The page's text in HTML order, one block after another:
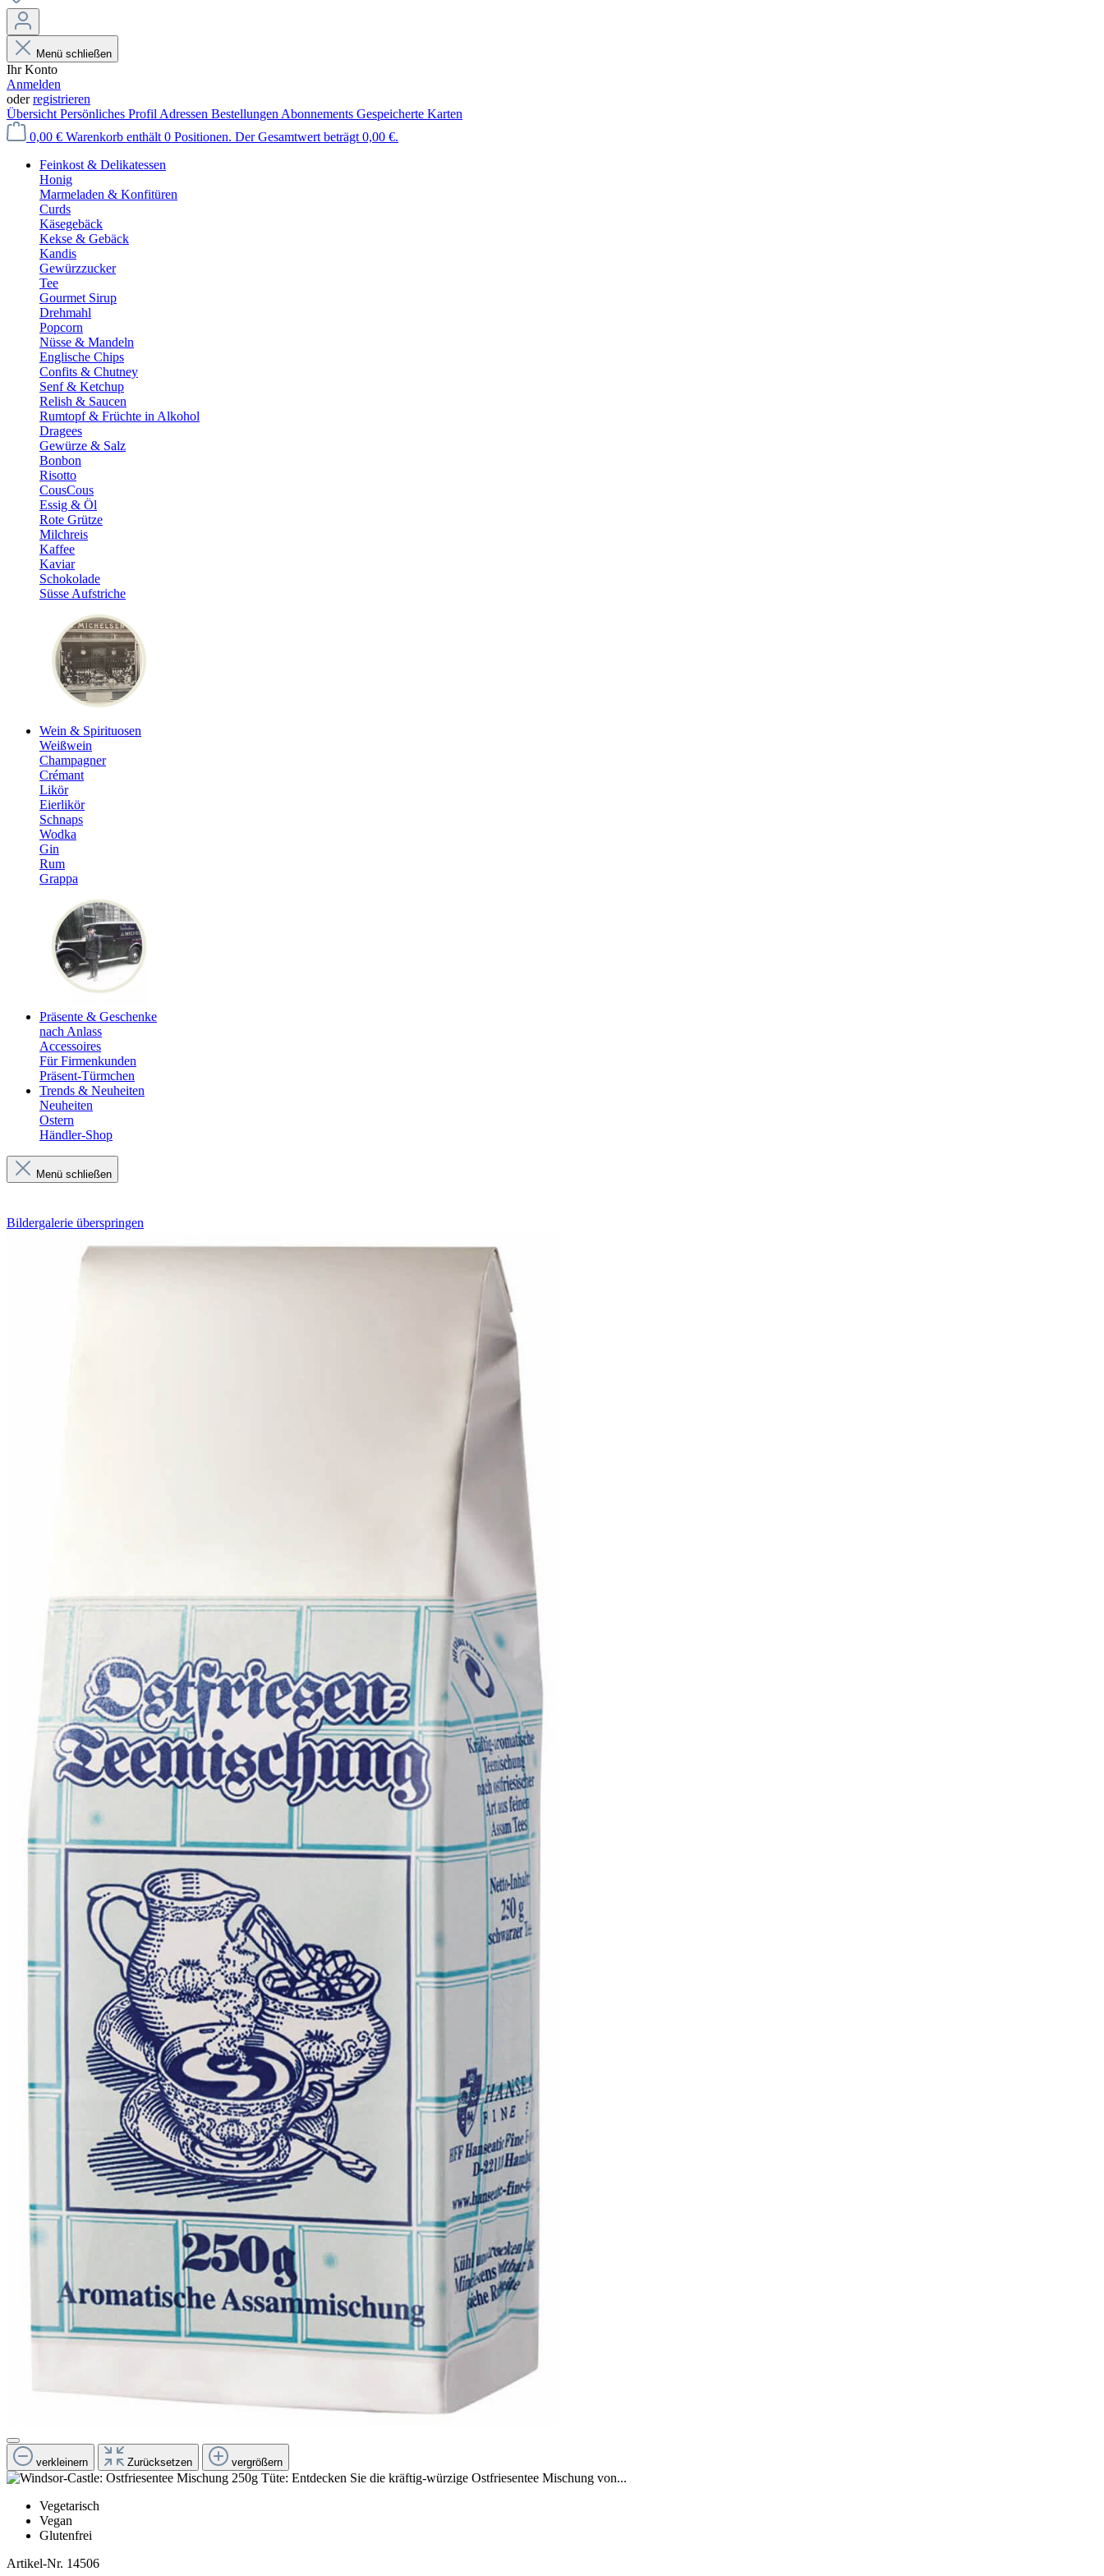
Menü schließen
Ihr Konto
Anmelden
oderregistrieren
Übersicht Persönliches Profil Adressen Bestellungen Abonnements Gespeicherte Karten
0,00 € Warenkorb enthält 0 Positionen. Der Gesamtwert beträgt 0,00 €.
Feinkost & Delikatessen
Honig
Marmeladen & Konfitüren
Curds
Käsegebäck
Kekse & Gebäck
Kandis
Gewürzzucker
Tee
Gourmet Sirup
Drehmahl
Popcorn
Nüsse & Mandeln
Englische Chips
Confits & Chutney
Senf & Ketchup
Relish & Saucen
Rumtopf & Früchte in Alkohol
Dragees
Gewürze & Salz
Bonbon
Risotto
CousCous
Essig & Öl
Rote Grütze
Milchreis
Kaffee
Kaviar
Schokolade
Süsse Aufstriche
Wein & Spirituosen
Weißwein
Champagner
Crémant
Likör
Eierlikör
Schnaps
Wodka
Gin
Rum
Grappa
Präsente & Geschenke
nach Anlass
Accessoires
Für Firmenkunden
Präsent-Türmchen
Trends & Neuheiten
Neuheiten
Ostern
Händler-Shop
Menü schließen
Bildergalerie überspringen
verkleinern Zurücksetzen vergrößern
Vegetarisch
Vegan
Glutenfrei
Artikel-Nr. 14506